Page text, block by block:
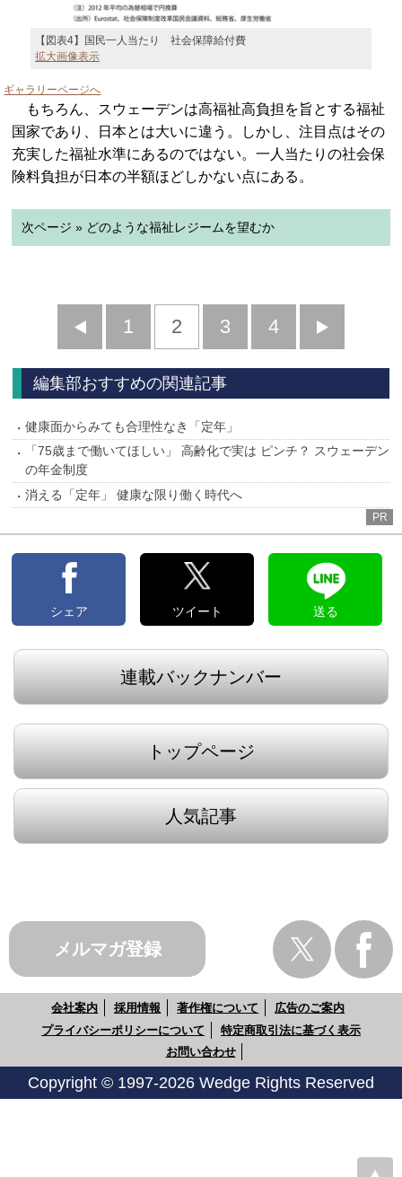
【図表4】国民一人当たり 社会保障給付費
拡大画像表示
ギャラリーページへ
もちろん、スウェーデンは高福祉高負担を旨とする福祉
国家であり、日本とは大いに違う。しかし、注目点はその
充実した福祉水準にあるのではない。一人当たりの社会保
険料負担が日本の半額ほどしかない点にある。
次ページ » どのような福祉レジームを望むか
前
へ
1 2 3 4
へ
編集部おすすめの関連記事
健康面からみても合理性なき「定年」
「75歳まで働いてほしい」 高齢化で実は ピンチ？ スウェーデン
の年金制度
消える「定年」 健康な限り働く時代へ
PR
シェア ツイート 送る
連載バックナンバー
トップページ
人気記事
メルマガ登録
会社案内 採用情報 著作権について
広告のご案内
プライバシーポリシーについて
特定商取引法に基づく表示
お問い合わせ
Copyright © 1997-2026 Wedge Rights Reserved